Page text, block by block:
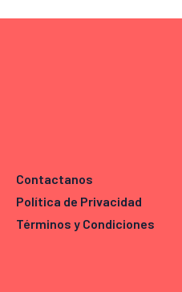
Contactanos
Política de Privacidad
Términos y Condiciones